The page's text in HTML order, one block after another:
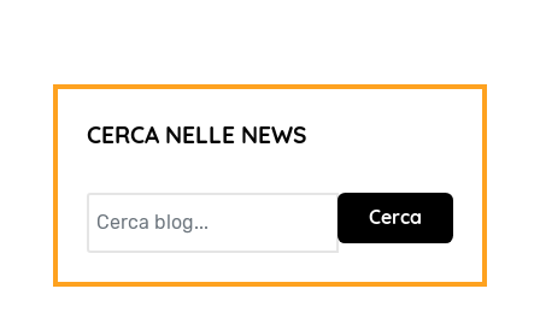
CERCA NELLE NEWS
Cerca